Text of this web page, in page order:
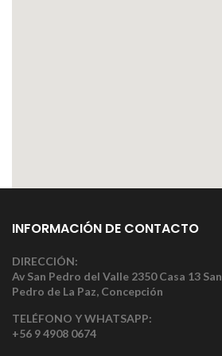
INFORMACIÓN DE CONTACTO
DIRECCIÓN:
Av San Pedro del Valle 2350 Casa 13 San
Pedro de La Paz, Concepción
TELÉFONO Y WHATSAPP:
+56 9 4908 0674